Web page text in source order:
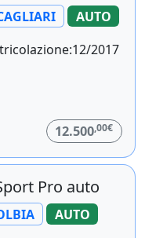
AUTO
2017
12.500,00€
Pro auto
AUTO